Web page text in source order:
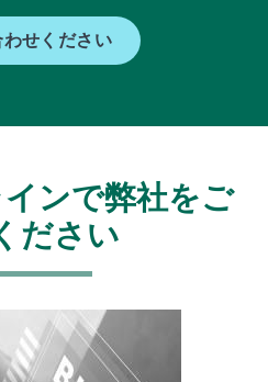
せください
ンで弊社をご
ださい